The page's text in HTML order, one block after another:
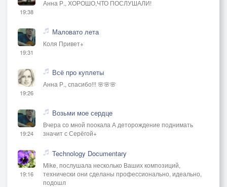
19:38
Анна Р., ХОРОШО,ЧТО ПОСЛУШАЛИ!
19:31
Маловато лета
Коля Привет+
19:26
Всё про куплеты
Анна Р., спасибо!!! 🌸🌸🌸
19:24
Возьми мое сердце
Вчера со мной поокала А деторождение поднимать
значит с Серёгой+
19:16
Technology Documentary
Mike, послушала несколько Ваших композиций,
технически они сделаны профессионально, идеально,
подошл